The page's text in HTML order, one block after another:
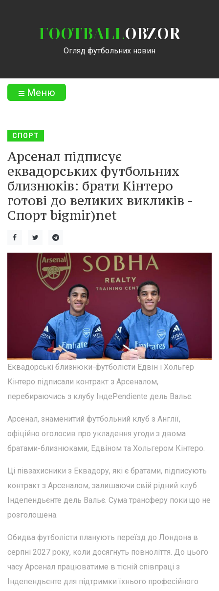
FOOTBALLOBZOR
Огляд футбольних новин
Меню
СПОРТ
Арсенал підписує
еквадорських футбольних
близнюків: брати Кінтеро
готові до великих викликів -
Спорт bigmir)net
Еквадорські близнюки-футболісти Едвін і Хольгер
Кінтеро підписали контракт з Арсеналом,
перебираючись з клубу ІндеPendiente дель Вальє.
Арсенал, знаменитий футбольний клуб з Англії,
офіційно оголосив про укладення угоди з двома
братами-близнюками, Едвіном та Хольгером Кінтеро.
Ці півзахисники з Еквадору, які є братами, підписують
контракт з Арсеналом, залишаючи свій рідний клуб
Індепендьєнте дель Вальє. Сума трансферу поки що не
розголошена.
Обидва футболісти планують переїзд до Лондона в
серпні 2027 року, коли досягнуть повноліття. До цього
часу Арсенал працюватиме в тісній співпраці з
Індепендьєнте для підтримки їхнього професійного